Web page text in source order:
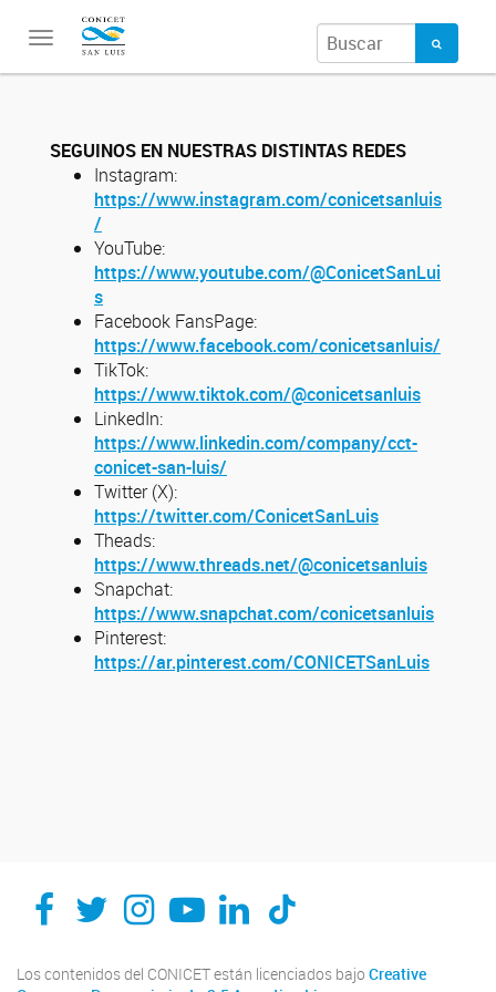
Toggle
SEGUINOS EN NUESTRAS DISTINTAS REDES
Instagram:
https://www.instagram.com/conicetsanluis
/
YouTube:
https://www.youtube.com/@ConicetSanLui
s
Facebook FansPage:
https://www.facebook.com/conicetsanluis/
TikTok:
https://www.tiktok.com/@conicetsanluis
LinkedIn:
https://www.linkedin.com/company/cct-
conicet-san-luis/
Twitter (X):
https://twitter.com/ConicetSanLuis
Theads:
https://www.threads.net/@conicetsanluis
Snapchat:
https://www.snapchat.com/conicetsanluis
Pinterest:
https://ar.pinterest.com/CONICETSanLuis
Los contenidos del CONICET están licenciados bajo Creative